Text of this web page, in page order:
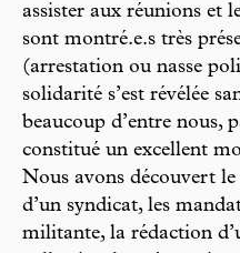
assister aux réunions et
sont montré.e.s très
(arrestation ou nasse
solidarité s’est révélée
beaucoup d’entre nous,
constitué un excellent
Nous avons découvert
d’un syndicat, les
militante, la rédaction